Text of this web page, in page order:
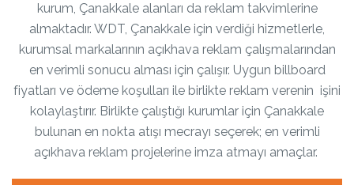
kurum, Çanakkale alanları da reklam takvimlerine
almaktadır. WDT, Çanakkale için verdiği hizmetlerle,
kurumsal markalarının açıkhava reklam çalışmalarından
en verimli sonucu alması için çalışır. Uygun billboard
fiyatları ve ödeme koşulları ile birlikte reklam verenin işini
kolaylaştırır. Birlikte çalıştığı kurumlar için Çanakkale
bulunan en nokta atışı mecrayı seçerek; en verimli
açıkhava reklam projelerine imza atmayı amaçlar.